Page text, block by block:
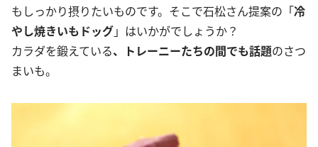
もしっかり摂りたいものです。そこで石松さん提案の「冷
やし焼きいもドッグ」はいかがでしょうか？
カラダを鍛えている、トレーニーたちの間でも話題のさつ
まいも。